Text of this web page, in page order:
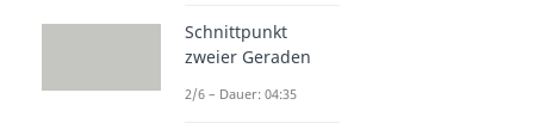
Schnittpunkt
zweier Geraden
2/6 – Dauer: 04:35